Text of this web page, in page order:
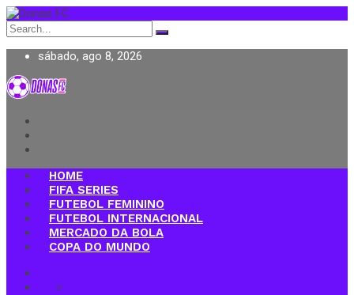
Search
for:
sábado, ago 8, 2026
Donas FC
HOME
FIFA SERIES
FUTEBOL FEMININO
FUTEBOL INTERNACIONAL
MERCADO DA BOLA
COPA DO MUNDO